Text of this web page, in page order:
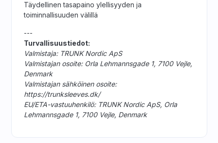
Täydellinen tasapaino ylellisyyden ja
toiminnallisuuden välillä
---
Turvallisuustiedot:
Valmistaja: TRUNK Nordic ApS
Valmistajan osoite: Orla Lehmannsgade 1, 7100 Vejle,
Denmark
Valmistajan sähköinen osoite:
https://trunksleeves.dk/
EU/ETA-vastuuhenkilö: TRUNK Nordic ApS, Orla
Lehmannsgade 1, 7100 Vejle, Denmark